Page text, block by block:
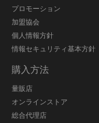
プロモーション
加盟協会
個人情報方針
情報セキュリティ基本方針
購入方法
量販店
オンラインストア
総合代理店